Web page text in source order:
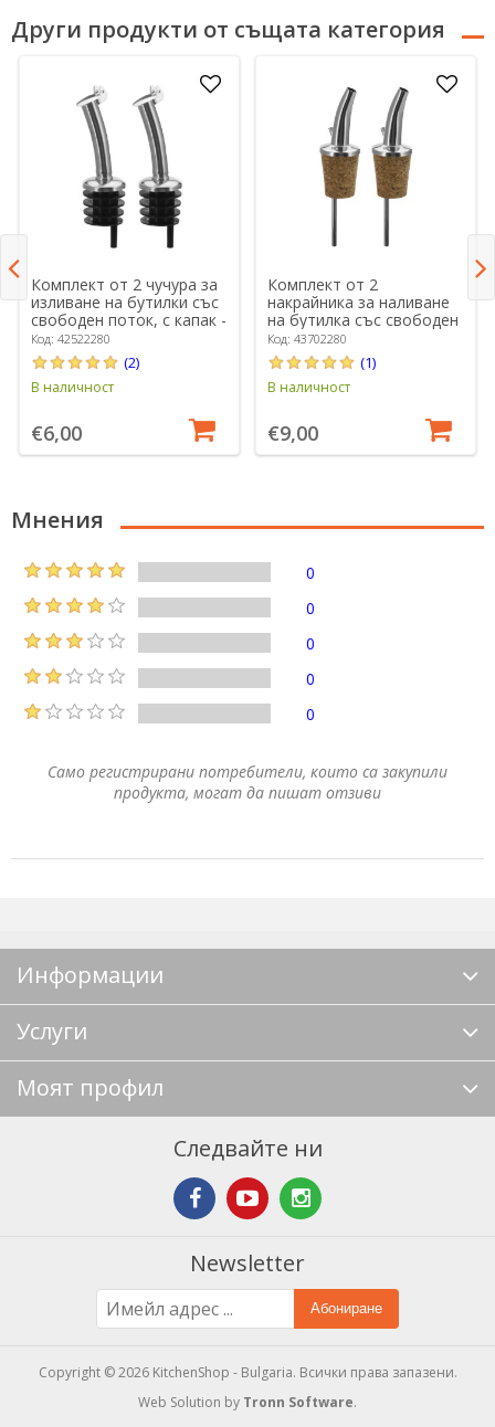
Други продукти от същата категория
Комплект от 2 чучура за
изливане на бутилки със
свободен поток, с капак -
Westmark
Код: 42522280
(2)
В наличност
€6,00
Комплект от 2
накрайника за наливане
на бутилка със свободен
поток, коркова тапа -
Westmark
Код: 43702280
(1)
В наличност
€9,00
Мнения
0
0
0
0
0
Само регистрирани потребители, които са закупили
продукта, могат да пишат отзиви
Информации
Услуги
Моят профил
Следвайте ни
Newsletter
Абониране
Copyright © 2026 KitchenShop - Bulgaria. Всички права запазени.
Web Solution by Tronn Software.